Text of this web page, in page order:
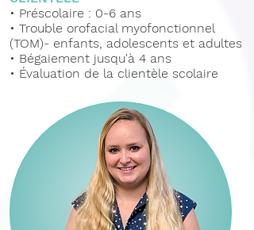
• Préscolaire : 0-6 ans
• Trouble orofacial myofonctionnel
(TOM)- enfants, adolescents et adultes
• Bégaiement jusqu'à 4 ans
• Évaluation de la clientèle scolaire